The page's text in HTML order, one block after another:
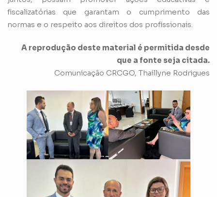
fiscalizatórias que garantam o cumprimento das
normas e o respeito aos direitos dos profissionais.
A reprodução deste material é permitida desde
que a fonte seja citada.
Comunicação CRCGO, Thaillyne Rodrigues